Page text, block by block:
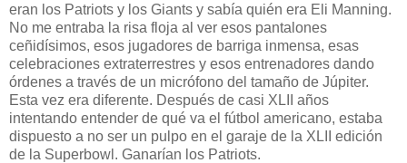
eran los Patriots y los Giants y sabía quién era Eli Manning.
No me entraba la risa floja al ver esos pantalones
ceñidísimos, esos jugadores de barriga inmensa, esas
celebraciones extraterrestres y esos entrenadores dando
órdenes a través de un micrófono del tamaño de Júpiter.
Esta vez era diferente. Después de casi XLII años
intentando entender de qué va el fútbol americano, estaba
dispuesto a no ser un pulpo en el garaje de la XLII edición
de la Superbowl. Ganarían los Patriots.